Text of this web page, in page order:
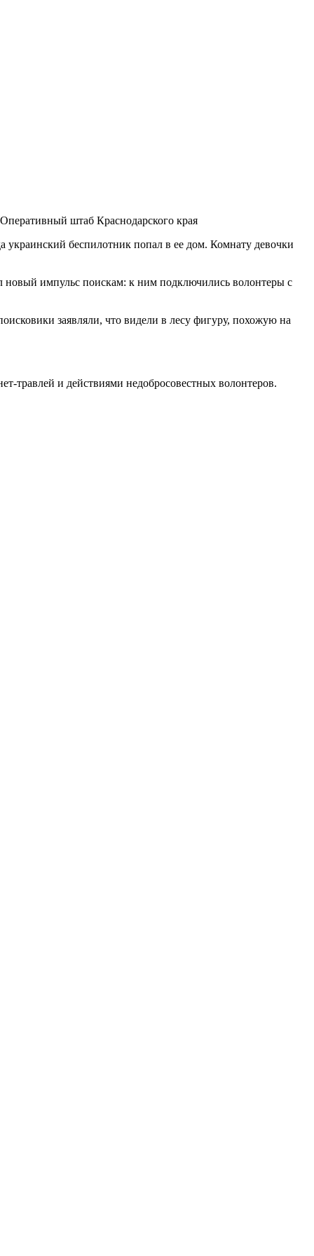
штаб Краснодарского края
украинский беспилотник попал в ее дом. Комнату девочки
новый импульс поискам: к ним подключились волонтеры с
заявляли, что видели в лесу фигуру, похожую на
травлей и действиями недобросовестных волонтеров.